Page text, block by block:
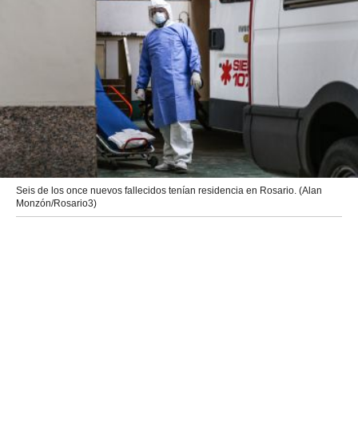
Seis de los once nuevos fallecidos tenían residencia en Rosario. (Alan
Monzón/Rosario3)